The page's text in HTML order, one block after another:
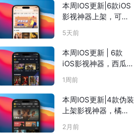
本周IOS更新|6款iOS
影视神器上架，可
可、暖秋、咸鱼、小
柿子等
5天前
本周IOS更新 | 6款
iOS影视神器，西瓜可
可TT粉猪柚子咸鱼全
上
1周前
本周IOS更新|4款伪装
上架影视神器，橘子
松子电影天堂可可
2月前